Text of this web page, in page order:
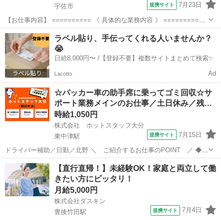
宇佐市
提携サイト 7月23日
【お仕事内容】 ========== 《 具体的な業務内容 》 ==========
◆入社～退職までの契約手続き、異動時の手続き ◆定期ミーティング
の開催・フィードバック ◆社員管理(約20～30名) ◆面談対応 ◆勤怠
回...
大分 宇佐市 営業
ラベル貼り、手伝ってくれる人いませんか？
😭
日給8,000円〜 /【登録不要】複数サイトまとめて検索✨
Lacotto Ad
☆パッカー車の助手席に乗ってゴミ回収☆サ
ポート業務メインのお仕事／土日休み／残…
時給1,050円
株式会社 ホットスタッフ大分
東中津駅
提携サイト 7月15日
ドライバー補助／日勤／北野 ＼ ご紹介するお仕事のPOINT ／ ◆勤
務時間の調整が可能 ◆身体を動かすのが好きな方 ◆作業が覚えやすい
から安心！ ◆制服貸与でらくらくスタート —————☆お仕事内容☆
————— ...
大分 中津市 東中津駅 営業
【直行直帰！】未経験OK！家庭と両立して働
きたい方にピッタリ！
月給5,000円
株式会社ダスキン
豊後竹田駅
提携サイト 7月4日